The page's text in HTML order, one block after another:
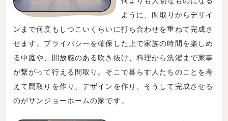
ように、間取りからデザイ
ンまで何度もしつこいくらいに打ち合わせを重ねて完成さ
せます。プライバシーを確保した上で家族の時間を楽しめ
る中庭や、開放感のある吹き抜け、料理から洗濯まで家事
が繋がって行える間取り。そこで暮らす人たちのことを考
えて間取りを作り、デザインを作り、そうして完成させる
のがサンジョーホームの家です。